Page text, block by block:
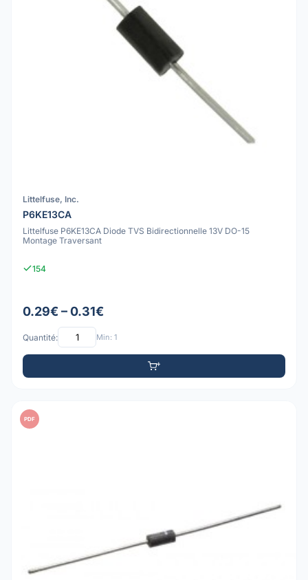
Littelfuse, Inc.
P6KE13CA
Littelfuse P6KE13CA Diode TVS Bidirectionnelle 13V DO-15
Montage Traversant
154
0.29€ – 0.31€
Quantité: Min: 1
PDF